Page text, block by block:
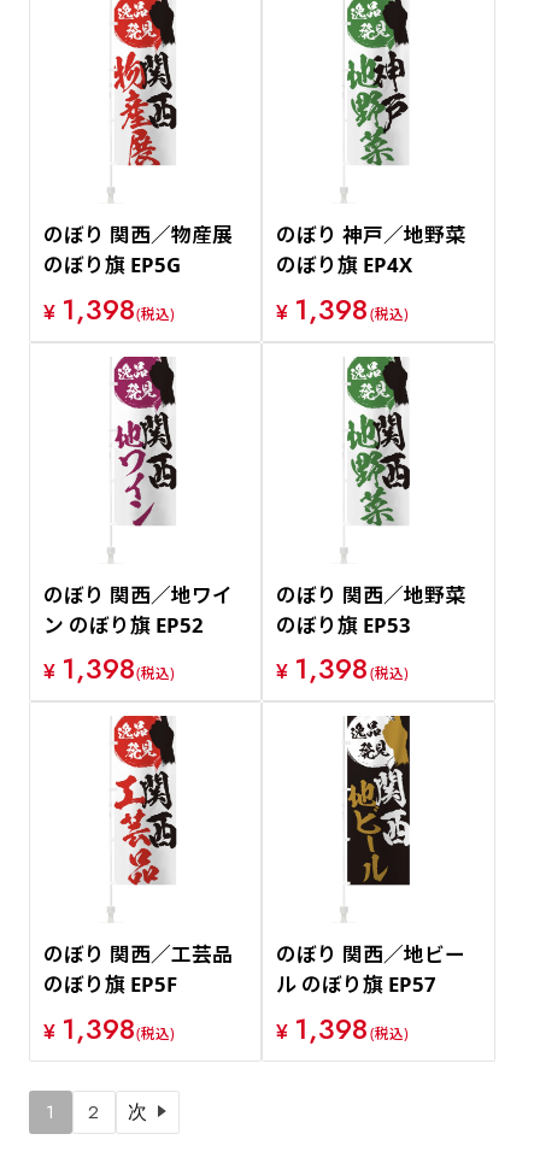
のぼり 関西／物産展
のぼり旗 EP5G
¥ 1,398(税込)
のぼり 神戸／地野菜
のぼり旗 EP4X
¥ 1,398(税込)
のぼり 関西／地ワイ
ン のぼり旗 EP52
¥ 1,398(税込)
のぼり 関西／地野菜
のぼり旗 EP53
¥ 1,398(税込)
のぼり 関西／工芸品
のぼり旗 EP5F
¥ 1,398(税込)
のぼり 関西／地ビー
ル のぼり旗 EP57
¥ 1,398(税込)
1 2 次